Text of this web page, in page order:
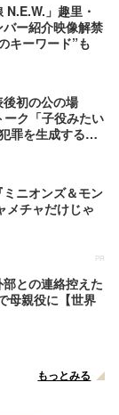
」趣里・
ー紹介映像解禁
キーワード”も
初の公の場
ク「子役みたい
罪を生成する方
ニオンズ＆モン
メチャだけじゃ
PR
との連絡控えた
母親役に【世界
もっとみる